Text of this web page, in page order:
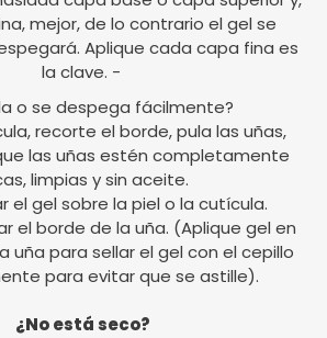
mejor, de lo contrario el gel se
Aplique cada capa fina es
la clave. -
o se despega fácilmente?
recorte el borde, pula las uñas,
las uñas estén completamente
limpias y sin aceite.
el gel sobre la piel o la cutícula.
el borde de la uña. (Aplique gel en
uña para sellar el gel con el cepillo
para evitar que se astille).
¿No está seco?